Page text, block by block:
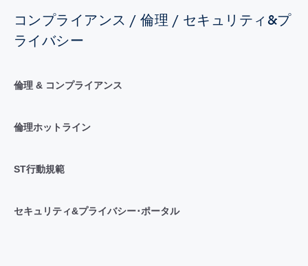
コンプライアンス / 倫理 / セキュリティ&プ
ライバシー
倫理 & コンプライアンス
倫理ホットライン
ST行動規範
セキュリティ&プライバシー･ポータル